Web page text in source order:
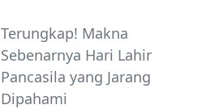
Terungkap! Makna
Sebenarnya Hari Lahir
Pancasila yang Jarang
Dipahami